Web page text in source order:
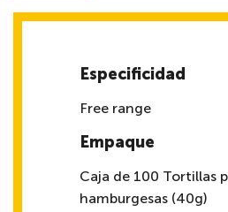
Especificidad
Free range
Empaque
Caja de 100 Tortillas
hamburgesas (40g)